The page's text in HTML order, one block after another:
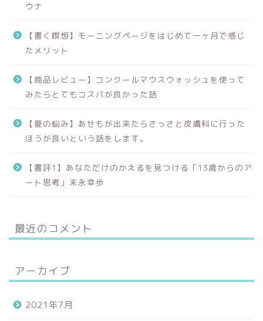
ウナ
【書く瞑想】モーニングページをはじめて一ヶ月で感じ
たメリット
【商品レビュー】コンクールマウスウォッシュを使って
みたらとてもコスパが良かった話
【夏の悩み】あせもが出来たらさっさと皮膚科に行った
ほうが良いという話をします。
【書評1】あなただけのかえるを見つける「13歳からのア
ート思考」末永幸歩
最近のコメント
アーカイブ
2021年7月